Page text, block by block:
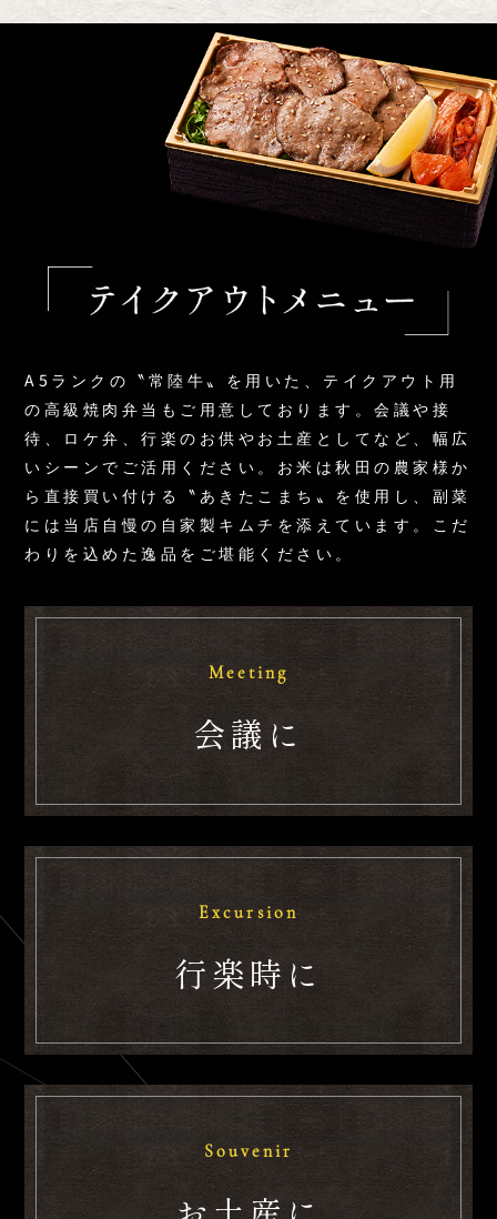
A5ランクの〝常陸牛〟を用いた、テイクアウト用
の高級焼肉弁当もご用意しております。会議や接
待、ロケ弁、行楽のお供やお土産としてなど、幅広
いシーンでご活用ください。お米は秋田の農家様か
ら直接買い付ける〝あきたこまち〟を使用し、副菜
には当店自慢の自家製キムチを添えています。こだ
わりを込めた逸品をご堪能ください。
Meeting
会議に
Excursion
行楽時に
Souvenir